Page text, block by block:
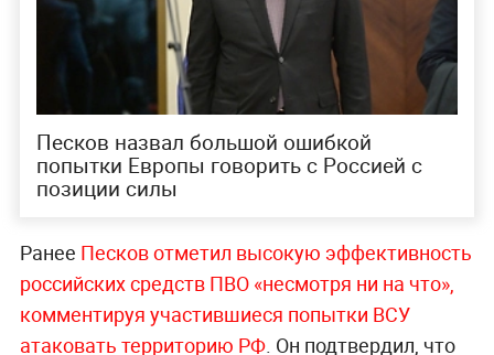
Песков назвал большой ошибкой
попытки Европы говорить с Россией с
позиции силы
Ранее Песков отметил высокую эффективность
российских средств ПВО «несмотря ни на что»,
комментируя участившиеся попытки ВСУ
атаковать территорию РФ. Он подтвердил, что